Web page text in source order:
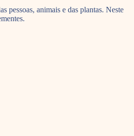
pessoas, animais e das plantas. Neste